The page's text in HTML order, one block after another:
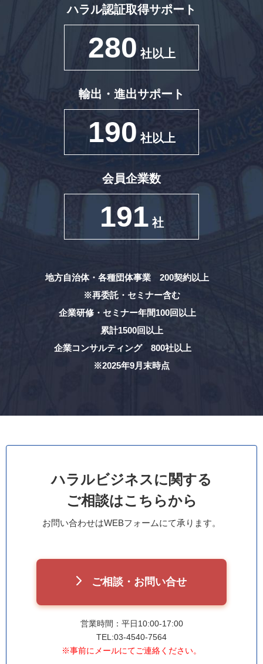
ハラル認証取得サポート
280 社以上
輸出・進出サポート
190 社以上
会員企業数
191 社
地方自治体・各種団体事業 200契約以上
※再委託・セミナー含む
企業研修・セミナー年間100回以上
累計1500回以上
企業コンサルティング 800社以上
※2025年9月末時点
ハラルビジネスに関する
ご相談はこちらから
お問い合わせはWEBフォームにて承ります。
ご相談・お問い合せ
営業時間：平日10:00-17:00
TEL:03-4540-7564
※事前にメールにてご連絡ください。